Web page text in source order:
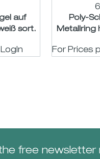
auf
sort.
Poly-
Metallring
For Prices
free newsletter